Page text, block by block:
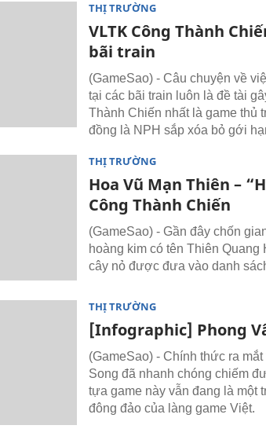
THỊ TRƯỜNG
VLTK Công Thành
bãi train
(GameSao) - Câu chuyện về
tại các bãi train luôn là đề tài
Thành Chiến nhất là game thủ
đồng là NPH sắp xóa bỏ gới
THỊ TRƯỜNG
Hoa Vũ Mạn Thiên –
Công Thành Chiến
(GameSao) - Gần đây chốn
hoàng kim có tên Thiên
cây nỏ được đưa vào danh
THỊ TRƯỜNG
[Infographic] Phong
(GameSao) - Chính thức ra
Song đã nhanh chóng chiếm
tựa game này vẫn đang là một
đông đảo của làng game Việt.